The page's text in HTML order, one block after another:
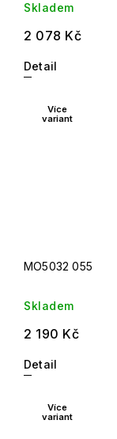
Skladem
2 078 Kč
Detail
Více
variant
MO5032 055
Skladem
2 190 Kč
Detail
Více
variant